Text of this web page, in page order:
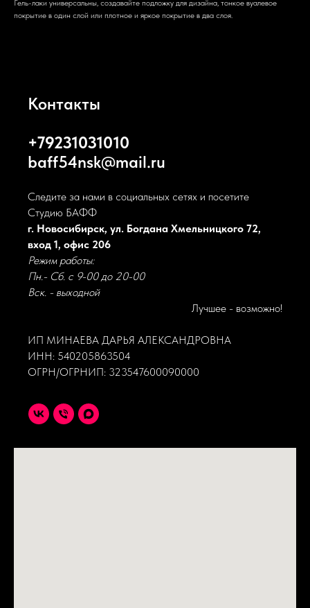
Гель-лаки универсальны, создавайте подложку для дизайна, тонкое вуалевое
покрытие в один слой или плотное и яркое покрытие в два слоя.
Контакты
+79231031010
baff54nsk@mail.ru
Следите за нами в социальных сетях и посетите
Студию БАФФ
г. Новосибирск, ул. Богдана Хмельницкого 72,
вход 1, офис 206
Режим работы:
Пн.- Сб. с 9-00 до 20-00
Вск. - выходной
Лучшее - возможно!
ИП МИНАЕВА ДАРЬЯ АЛЕКСАНДРОВНА
ИНН: 540205863504
ОГРН/ОГРНИП: 323547600090000